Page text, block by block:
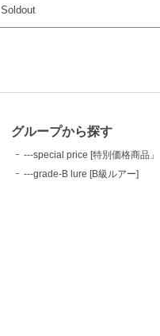
Soldout
グループから探す
---special price [特別価格商品」
---grade-B lure [B級ルアー]